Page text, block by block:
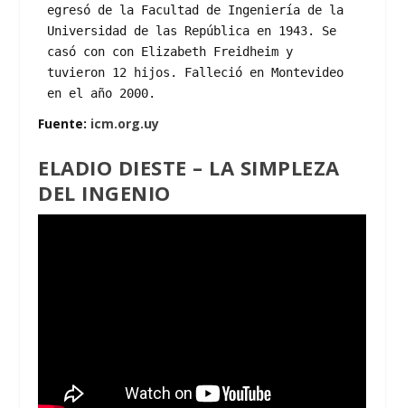
egresó de la Facultad de Ingeniería de la
Universidad de las República en 1943. Se
casó con con Elizabeth Freidheim y
tuvieron 12 hijos. Falleció en Montevideo
en el año 2000.
Fuente: icm.org.uy
ELADIO DIESTE – LA SIMPLEZA
DEL INGENIO